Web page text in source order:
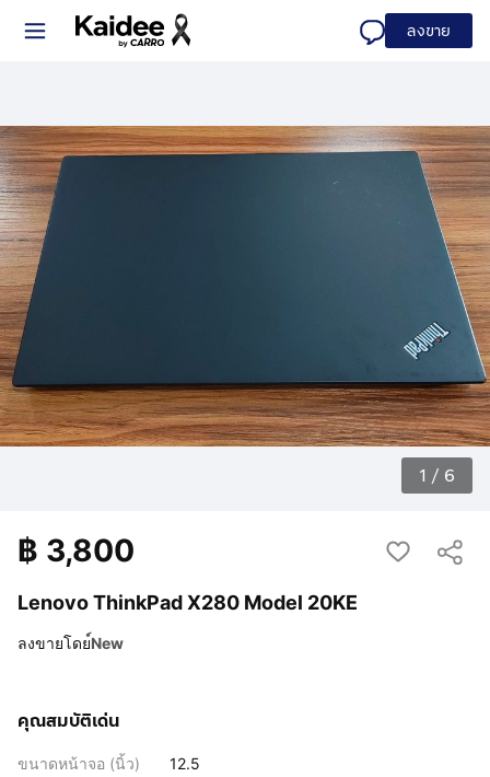
ลงขาย
1 / 6
Lenovo ThinkPad X280 Model 20KE
฿ 3,800
ลงขายโดย์New
คุณสมบัติเด่น
ขนาดหน้าจอ (นิ้ว) 12.5